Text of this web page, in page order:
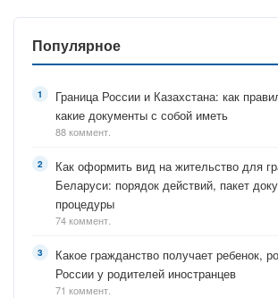
Популярное
Граница России и Казахстана: как
какие документы с собой иметь
88 коммент.
Как оформить вид на жительство для
Беларуси: порядок действий, пакет
процедуры
74 коммент.
Какое гражданство получает ребенок,
России у родителей иностранцев
71 коммент.